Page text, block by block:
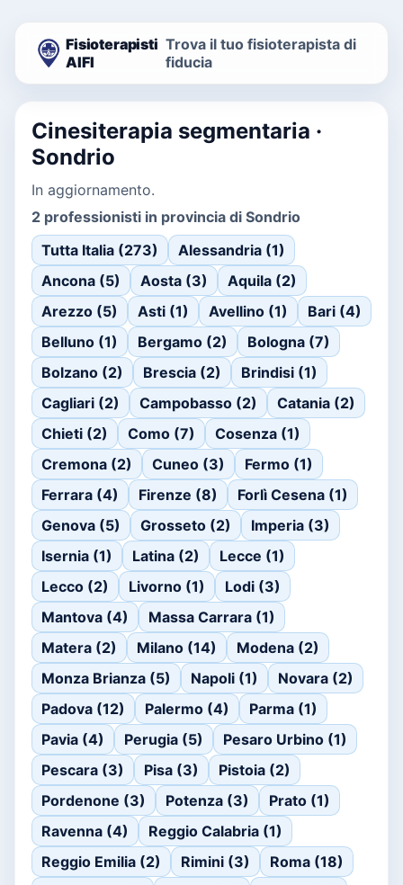
Fisioterapisti
AIFI
Trova il tuo fisioterapista di
fiducia
Cinesiterapia segmentaria ·
Sondrio
In aggiornamento.
2 professionisti in provincia di Sondrio
Tutta Italia (273)
Alessandria (1)
Ancona (5)
Aosta (3)
Aquila (2)
Arezzo (5)
Asti (1) Avellino (1)
Bari (4)
Belluno (1)
Bergamo (2)
Bologna (7)
Bolzano (2)
Brescia (2)
Brindisi (1)
Cagliari (2)
Campobasso (2)
Catania (2)
Chieti (2)
Como (7)
Cosenza (1)
Cremona (2)
Cuneo (3)
Fermo (1)
Ferrara (4)
Firenze (8)
Forlì Cesena (1)
Genova (5)
Grosseto (2)
Imperia (3)
Isernia (1)
Latina (2)
Lecce (1)
Lecco (2)
Livorno (1)
Lodi (3)
Mantova (4)
Massa Carrara (1)
Matera (2)
Milano (14)
Modena (2)
Monza Brianza (5)
Napoli (1)
Novara (2)
Padova (12)
Palermo (4)
Parma (1)
Pavia (4)
Perugia (5)
Pesaro Urbino (1)
Pescara (3)
Pisa (3)
Pistoia (2)
Pordenone (3)
Potenza (3)
Prato (1)
Ravenna (4)
Reggio Calabria (1)
Reggio Emilia (2)
Rimini (3)
Roma (18)